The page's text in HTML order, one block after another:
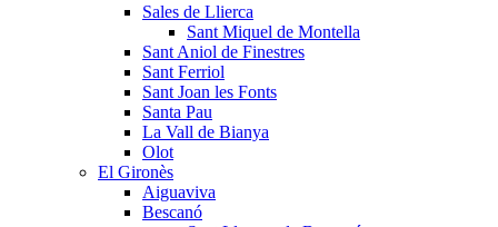
Sales de Llierca
Sant Miquel de Montella
Sant Aniol de Finestres
Sant Ferriol
Sant Joan les Fonts
Santa Pau
La Vall de Bianya
Olot
El Gironès
Aiguaviva
Bescanó